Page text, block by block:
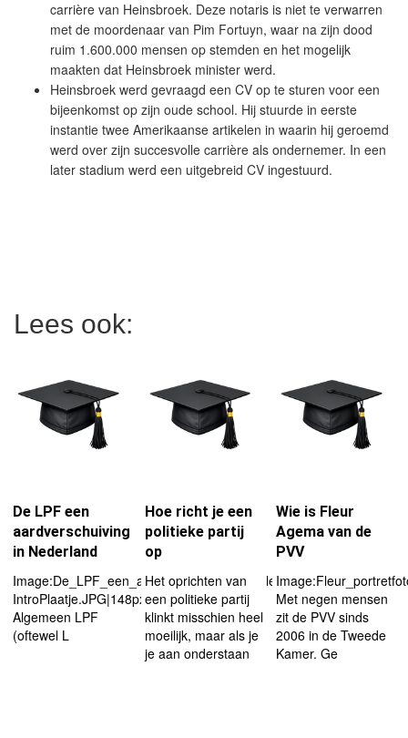
carrière van Heinsbroek. Deze notaris is niet te verwarren
met de moordenaar van Pim Fortuyn, waar na zijn dood
ruim 1.600.000 mensen op stemden en het mogelijk
maakten dat Heinsbroek minister werd.
Heinsbroek werd gevraagd een CV op te sturen voor een
bijeenkomst op zijn oude school. Hij stuurde in eerste
instantie twee Amerikaanse artikelen in waarin hij geroemd
werd over zijn succesvolle carrière als ondernemer. In een
later stadium werd een uitgebreid CV ingestuurd.
Lees ook:
De LPF een
aardverschuiving
in Nederland
Image:De_LPF_een_aardverschuiving_in_Nederland-
IntroPlaatje.JPG|148px|left
Algemeen LPF
(oftewel L
Hoe richt je een
politieke partij
op
Het oprichten van
een politieke partij
klinkt misschien heel
moeilijk, maar als je
je aan onderstaan
Wie is Fleur
Agema van de
PVV
Met negen mensen
zit de PVV sinds
2006 in de Tweede
Kamer. Ge